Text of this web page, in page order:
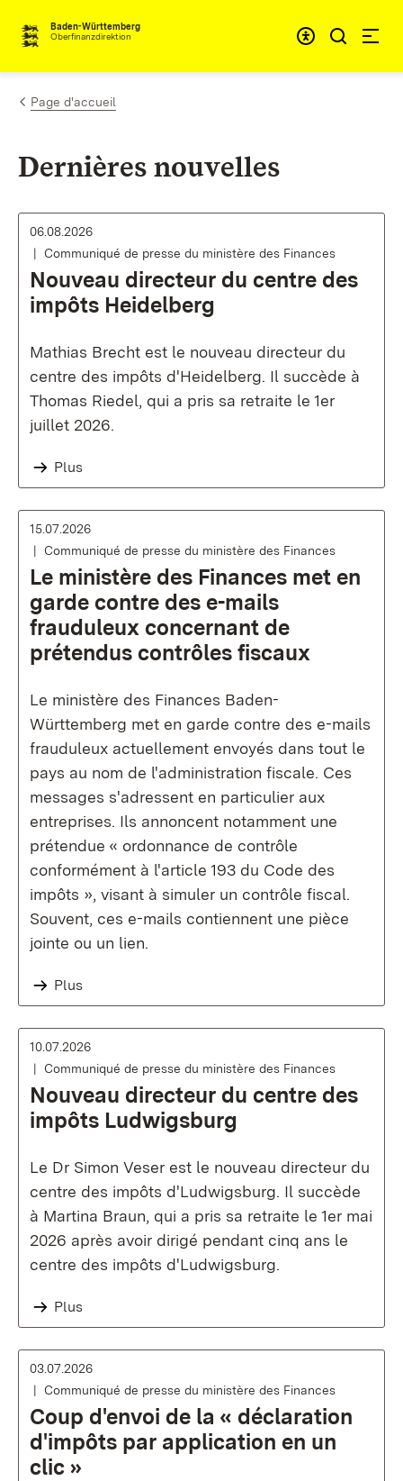
Passer au contenu
Baden-Württemberg
Oberfinanzdirektion
Page d'accueil
Dernières nouvelles
06.08.2026
Communiqué de presse du ministère des Finances
Nouveau directeur du centre des
impôts Heidelberg
Mathias Brecht est le nouveau directeur du
centre des impôts d'Heidelberg. Il succède à
Thomas Riedel, qui a pris sa retraite le 1er
juillet 2026.
Plus
15.07.2026
Communiqué de presse du ministère des Finances
Le ministère des Finances met en
garde contre des e-mails
frauduleux concernant de
prétendus contrôles fiscaux
Le ministère des Finances Baden-
Württemberg met en garde contre des e-mails
frauduleux actuellement envoyés dans tout le
pays au nom de l'administration fiscale. Ces
messages s'adressent en particulier aux
entreprises. Ils annoncent notamment une
prétendue « ordonnance de contrôle
conformément à l'article 193 du Code des
impôts », visant à simuler un contrôle fiscal.
Souvent, ces e-mails contiennent une pièce
jointe ou un lien.
Plus
10.07.2026
Communiqué de presse du ministère des Finances
Nouveau directeur du centre des
impôts Ludwigsburg
Le Dr Simon Veser est le nouveau directeur du
centre des impôts d'Ludwigsburg. Il succède
à Martina Braun, qui a pris sa retraite le 1er mai
2026 après avoir dirigé pendant cinq ans le
centre des impôts d'Ludwigsburg.
Plus
03.07.2026
Communiqué de presse du ministère des Finances
Coup d'envoi de la « déclaration
d'impôts par application en un
clic »